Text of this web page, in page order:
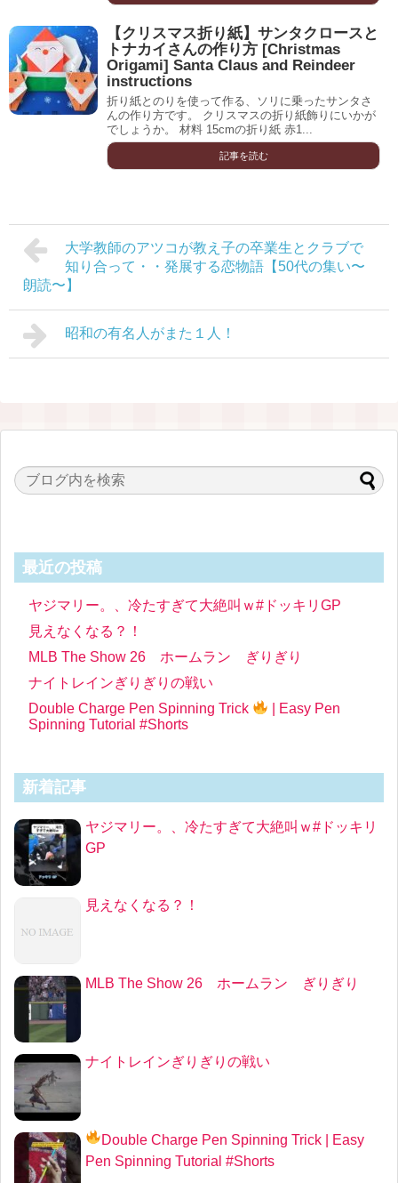
【クリスマス折り紙】サンタクロースと
トナカイさんの作り方 [Christmas
Origami] Santa Claus and Reindeer
instructions
折り紙とのりを使って作る、ソリに乗ったサンタさ
んの作り方です。 クリスマスの折り紙飾りにいかが
でしょうか。 材料 15cmの折り紙 赤1...
記事を読む
大学教師のアツコが教え子の卒業生とクラブで
知り合って・・発展する恋物語【50代の集い〜
朗読〜】
昭和の有名人がまた１人！
最近の投稿
ヤジマリー。、冷たすぎて大絶叫ｗ#ドッキリGP
見えなくなる？！
MLB The Show 26 ホームラン ぎりぎり
ナイトレインぎりぎりの戦い
Double Charge Pen Spinning Trick
| Easy Pen
Spinning Tutorial #Shorts
新着記事
ヤジマリー。、冷たすぎて大絶叫ｗ#ドッキリ
GP
見えなくなる？！
MLB The Show 26 ホームラン ぎりぎり
ナイトレインぎりぎりの戦い
Double Charge Pen Spinning Trick
| Easy
Pen Spinning Tutorial #Shorts